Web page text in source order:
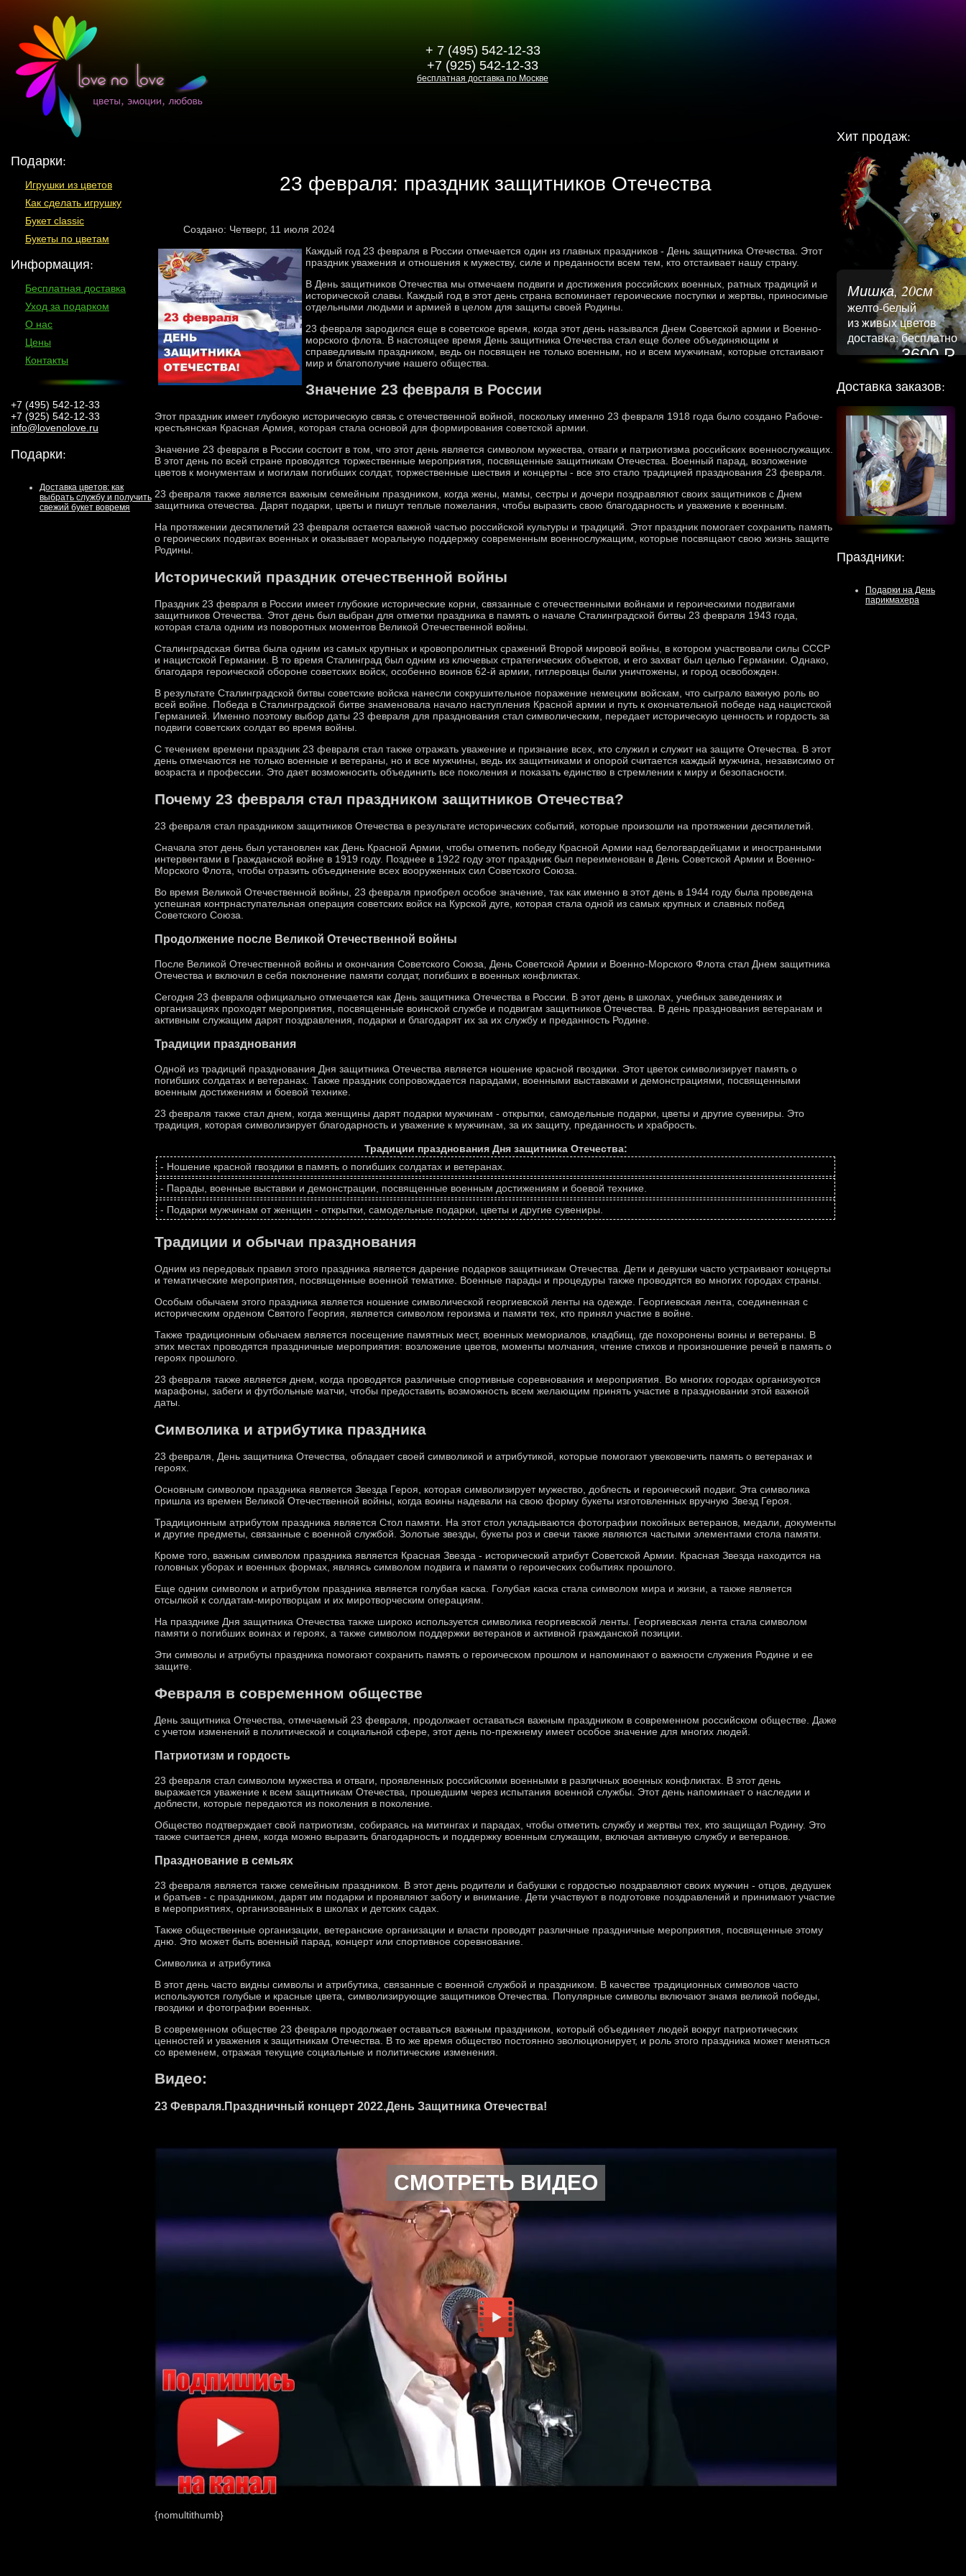
+ 7 (495) 542-12-33
+7 (925) 542-12-33
бесплатная доставка по Москве
Хит продаж:
Подарки:
Игрушки из цветов
Как сделать игрушку
Букет classic
Букеты по цветам
Информация:
Бесплатная доставка
Уход за подарком
О нас
Цены
Контакты
+7 (495) 542-12-33
+7 (925) 542-12-33
info@lovenolove.ru
Подарки:
Доставка цветов: как
выбрать службу и получить
свежий букет вовремя
23 февраля: праздник защитников Отечества
Создано: Четверг, 11 июля 2024
Каждый год 23 февраля в России отмечается один из главных праздников - День защитника Отечества. Этот
праздник уважения и отношения к мужеству, силе и преданности всем тем, кто отстаивает нашу страну.
В День защитников Отечества мы отмечаем подвиги и достижения российских военных, ратных традиций и
исторической славы. Каждый год в этот день страна вспоминает героические поступки и жертвы, приносимые
отдельными людьми и армией в целом для защиты своей Родины.
23 февраля зародился еще в советское время, когда этот день назывался Днем Советской армии и Военно-
морского флота. В настоящее время День защитника Отечества стал еще более объединяющим и
справедливым праздником, ведь он посвящен не только военным, но и всем мужчинам, которые отстаивают
мир и благополучие нашего общества.
Значение 23 февраля в России
Этот праздник имеет глубокую историческую связь с отечественной войной, поскольку именно 23 февраля 1918 года было создано Рабоче-
крестьянская Красная Армия, которая стала основой для формирования советской армии.
Значение 23 февраля в России состоит в том, что этот день является символом мужества, отваги и патриотизма российских военнослужащих.
В этот день по всей стране проводятся торжественные мероприятия, посвященные защитникам Отечества. Военный парад, возложение
цветов к монументам и могилам погибших солдат, торжественные шествия и концерты - все это стало традицией празднования 23 февраля.
23 февраля также является важным семейным праздником, когда жены, мамы, сестры и дочери поздравляют своих защитников с Днем
защитника отечества. Дарят подарки, цветы и пишут теплые пожелания, чтобы выразить свою благодарность и уважение к военным.
На протяжении десятилетий 23 февраля остается важной частью российской культуры и традиций. Этот праздник помогает сохранить память
о героических подвигах военных и оказывает моральную поддержку современным военнослужащим, которые посвящают свою жизнь защите
Родины.
Исторический праздник отечественной войны
Праздник 23 февраля в России имеет глубокие исторические корни, связанные с отечественными войнами и героическими подвигами
защитников Отечества. Этот день был выбран для отметки праздника в память о начале Сталинградской битвы 23 февраля 1943 года,
которая стала одним из поворотных моментов Великой Отечественной войны.
Сталинградская битва была одним из самых крупных и кровопролитных сражений Второй мировой войны, в котором участвовали силы СССР
и нацистской Германии. В то время Сталинград был одним из ключевых стратегических объектов, и его захват был целью Германии. Однако,
благодаря героической обороне советских войск, особенно воинов 62-й армии, гитлеровцы были уничтожены, и город освобожден.
В результате Сталинградской битвы советские войска нанесли сокрушительное поражение немецким войскам, что сыграло важную роль во
всей войне. Победа в Сталинградской битве знаменовала начало наступления Красной армии и путь к окончательной победе над нацистской
Германией. Именно поэтому выбор даты 23 февраля для празднования стал символическим, передает историческую ценность и гордость за
подвиги советских солдат во время войны.
С течением времени праздник 23 февраля стал также отражать уважение и признание всех, кто служил и служит на защите Отечества. В этот
день отмечаются не только военные и ветераны, но и все мужчины, ведь их защитниками и опорой считается каждый мужчина, независимо от
возраста и профессии. Это дает возможносить объединить все поколения и показать единство в стремлении к миру и безопасности.
Почему 23 февраля стал праздником защитников Отечества?
23 февраля стал праздником защитников Отечества в результате исторических событий, которые произошли на протяжении десятилетий.
Сначала этот день был установлен как День Красной Армии, чтобы отметить победу Красной Армии над белогвардейцами и иностранными
интервентами в Гражданской войне в 1919 году. Позднее в 1922 году этот праздник был переименован в День Советской Армии и Военно-
Морского Флота, чтобы отразить объединение всех вооруженных сил Советского Союза.
Во время Великой Отечественной войны, 23 февраля приобрел особое значение, так как именно в этот день в 1944 году была проведена
успешная контрнаступательная операция советских войск на Курской дуге, которая стала одной из самых крупных и славных побед
Советского Союза.
Продолжение после Великой Отечественной войны
После Великой Отечественной войны и окончания Советского Союза, День Советской Армии и Военно-Морского Флота стал Днем защитника
Отечества и включил в себя поклонение памяти солдат, погибших в военных конфликтах.
Сегодня 23 февраля официально отмечается как День защитника Отечества в России. В этот день в школах, учебных заведениях и
организациях проходят мероприятия, посвященные воинской службе и подвигам защитников Отечества. В день празднования ветеранам и
активным служащим дарят поздравления, подарки и благодарят их за их службу и преданность Родине.
Традиции празднования
Одной из традиций празднования Дня защитника Отечества является ношение красной гвоздики. Этот цветок символизирует память о
погибших солдатах и ветеранах. Также праздник сопровождается парадами, военными выставками и демонстрациями, посвященными
военным достижениям и боевой технике.
23 февраля также стал днем, когда женщины дарят подарки мужчинам - открытки, самодельные подарки, цветы и другие сувениры. Это
традиция, которая символизирует благодарность и уважение к мужчинам, за их защиту, преданность и храбрость.
Традиции празднования Дня защитника Отечества:
- Ношение красной гвоздики в память о погибших солдатах и ветеранах.
- Парады, военные выставки и демонстрации, посвященные военным достижениям и боевой технике.
- Подарки мужчинам от женщин - открытки, самодельные подарки, цветы и другие сувениры.
Традиции и обычаи празднования
Одним из передовых правил этого праздника является дарение подарков защитникам Отечества. Дети и девушки часто устраивают концерты
и тематические мероприятия, посвященные военной тематике. Военные парады и процедуры также проводятся во многих городах страны.
Особым обычаем этого праздника является ношение символической георгиевской ленты на одежде. Георгиевская лента, соединенная с
историческим орденом Святого Георгия, является символом героизма и памяти тех, кто принял участие в войне.
Также традиционным обычаем является посещение памятных мест, военных мемориалов, кладбищ, где похоронены воины и ветераны. В
этих местах проводятся праздничные мероприятия: возложение цветов, моменты молчания, чтение стихов и произношение речей в память о
героях прошлого.
23 февраля также является днем, когда проводятся различные спортивные соревнования и мероприятия. Во многих городах организуются
марафоны, забеги и футбольные матчи, чтобы предоставить возможность всем желающим принять участие в праздновании этой важной
даты.
Символика и атрибутика праздника
23 февраля, День защитника Отечества, обладает своей символикой и атрибутикой, которые помогают увековечить память о ветеранах и
героях.
Основным символом праздника является Звезда Героя, которая символизирует мужество, доблесть и героический подвиг. Эта символика
пришла из времен Великой Отечественной войны, когда воины надевали на свою форму букеты изготовленных вручную Звезд Героя.
Традиционным атрибутом праздника является Стол памяти. На этот стол укладываются фотографии покойных ветеранов, медали, документы
и другие предметы, связанные с военной службой. Золотые звезды, букеты роз и свечи также являются частыми элементами стола памяти.
Кроме того, важным символом праздника является Красная Звезда - исторический атрибут Советской Армии. Красная Звезда находится на
головных уборах и военных формах, являясь символом подвига и памяти о героических событиях прошлого.
Еще одним символом и атрибутом праздника является голубая каска. Голубая каска стала символом мира и жизни, а также является
отсылкой к солдатам-миротворцам и их миротворческим операциям.
На празднике Дня защитника Отечества также широко используется символика георгиевской ленты. Георгиевская лента стала символом
памяти о погибших воинах и героях, а также символом поддержки ветеранов и активной гражданской позиции.
Эти символы и атрибуты праздника помогают сохранить память о героическом прошлом и напоминают о важности служения Родине и ее
защите.
Февраля в современном обществе
День защитника Отечества, отмечаемый 23 февраля, продолжает оставаться важным праздником в современном российском обществе. Даже
с учетом изменений в политической и социальной сфере, этот день по-прежнему имеет особое значение для многих людей.
Патриотизм и гордость
23 февраля стал символом мужества и отваги, проявленных российскими военными в различных военных конфликтах. В этот день
выражается уважение к всем защитникам Отечества, прошедшим через испытания военной службы. Этот день напоминает о наследии и
доблести, которые передаются из поколения в поколение.
Общество подтверждает свой патриотизм, собираясь на митингах и парадах, чтобы отметить службу и жертвы тех, кто защищал Родину. Это
также считается днем, когда можно выразить благодарность и поддержку военным служащим, включая активную службу и ветеранов.
Празднование в семьях
23 февраля является также семейным праздником. В этот день родители и бабушки с гордостью поздравляют своих мужчин - отцов, дедушек
и братьев - с праздником, дарят им подарки и проявляют заботу и внимание. Дети участвуют в подготовке поздравлений и принимают участие
в мероприятиях, организованных в школах и детских садах.
Также общественные организации, ветеранские организации и власти проводят различные праздничные мероприятия, посвященные этому
дню. Это может быть военный парад, концерт или спортивное соревнование.
Символика и атрибутика
В этот день часто видны символы и атрибутика, связанные с военной службой и праздником. В качестве традиционных символов часто
используются голубые и красные цвета, символизирующие защитников Отечества. Популярные символы включают знамя великой победы,
гвоздики и фотографии военных.
В современном обществе 23 февраля продолжает оставаться важным праздником, который объединяет людей вокруг патриотических
ценностей и уважения к защитникам Отечества. В то же время общество постоянно эволюционирует, и роль этого праздника может меняться
со временем, отражая текущие социальные и политические изменения.
Видео:
23 Февраля.Праздничный концерт 2022.День Защитника Отечества!
СМОТРЕТЬ ВИДЕО
{nomultithumb}
Мишка, 20см
желто-белый
из живых цветов
доставка: бесплатно
3600 Р
Доставка заказов:
Праздники:
Подарки на День
парикмахера